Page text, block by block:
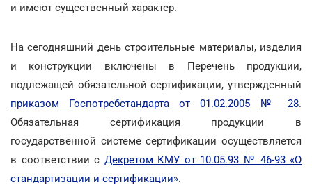
и имеют существенный характер.
На сегодняшний день строительные материалы, изделия
и конструкции включены в Перечень продукции,
подлежащей обязательной сертификации, утвержденный
приказом Госпотребстандарта от 01.02.2005 № 28.
Обязательная сертификация продукции в
государственной системе сертификации осуществляется
в соответствии с Декретом КМУ от 10.05.93 № 46-93 «О
стандартизации и сертификации».